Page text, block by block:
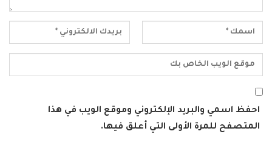
احفظ اسمي والبريد الإلكتروني وموقع الويب في هذا
المتصفح للمرة الأولى التي أعلق فيها.